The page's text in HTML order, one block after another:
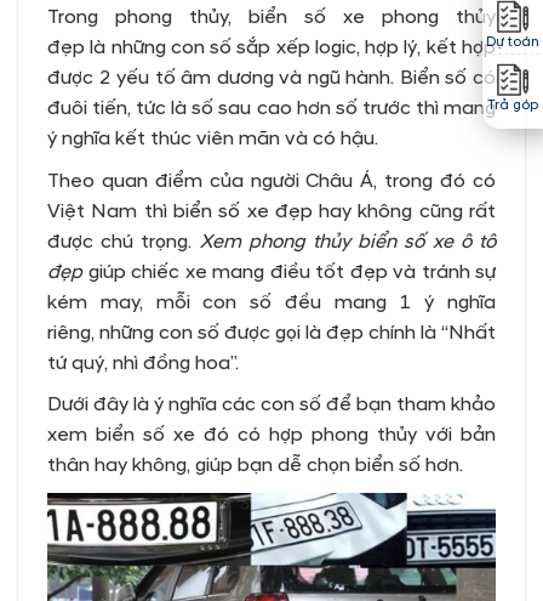
Trong phong thủy, biển số xe phong thủy
đẹp là những con số sắp xếp logic, hợp lý, kết hợp
được 2 yếu tố âm dương và ngũ hành. Biển số có
đuôi tiến, tức là số sau cao hơn số trước thì mang
ý nghĩa kết thúc viên mãn và có hậu.
Theo quan điểm của người Châu Á, trong đó có
Việt Nam thì biển số xe đẹp hay không cũng rất
được chú trọng. Xem phong thủy biển số xe ô tô
đẹpgiúp chiếc xe mang điều tốt đẹp và tránh sự
kém may, mỗi con số đều mang 1 ý nghĩa
riêng, những con số được gọi là đẹp chính là “Nhất
tứ quý, nhì đồng hoa”.
Dưới đây là ý nghĩa các con số để bạn tham khảo
xem biển số xe đó có hợp phong thủy với bản
thân hay không, giúp bạn dễ chọn biển số hơn.
Dự toán
Trả góp